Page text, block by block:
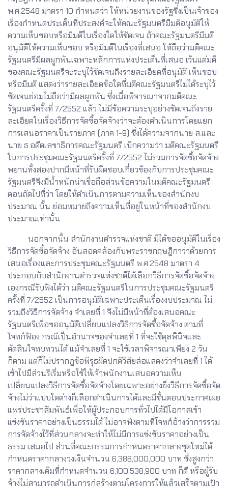
พ.ศ.2548 มาตรา 10 กำหนดว่า ให้หน่วยงานของรัฐซึ่งเป็นเจ้าของ
เรื่องกำหนดประเด็นที่ประสงค์จะให้คณะรัฐมนตรีมีมติอนุมัติให้
ความเห็นชอบหรือมีมติในเรื่องใดให้ชัดเจน ถ้าคณะรัฐมนตรีมีมติ
อนุมัติให้ความเห็นชอบ หรือมีมติในเรื่องที่เสนอ ให้ถือว่ามติคณะ
รัฐมนตรีมีผลผูกพันเฉพาะหลักการแห่งประเด็นที่เสนอ เว้นแต่มติ
ของคณะรัฐมนตรีจะระบุไว้ชัดเจนถึงรายละเอียดที่อนุมัติ เห็นชอบ
หรือมีมติ แสดงว่ารายละเอียดข้อใดที่มติคณะรัฐมนตรีไม่ได้ระบุไว้
ชัดเจนย่อมไม่ถือว่ามีผลผูกพัน ซึ่งเมื่อพิจารณาจากมติคณะ
รัฐมนตรีครั้งที่ 7/2552 แล้ว ไม่มีข้อความระบุอย่างชัดเจนถึงราย
ละเอียดในเรื่องวิธีการจัดซื้อจัดจ้างว่าจะต้องดำเนินการโดยแยก
การเสนอราคาเป็นรายภาค (ภาค 1-9) ซึ่งได้ความจากนาย ส.และ
นาย ธ.อดีตเลขาธิการคณะรัฐมนตรี เบิกความว่า มติคณะรัฐมนตรี
ในการประชุมคณะรัฐมนตรีครั้งที่ 7/2552 ไม่รวมการจัดซื้อจัดจ้าง
พยานทั้งสองปากมีหน้าที่รับผิดชอบเกี่ยวข้องกับการประชุมคณะ
รัฐมนตรีจึงมีน้ำหนักน่าเชื่อถือส่วนข้อความในมติคณะรัฐมนตรี
ตอนถัดไปที่ว่า โดยให้ดำเนินการตามความเห็นของสำนักงบ
ประมาณ นั้น ย่อมหมายถึงความเห็นที่อยู่ในหน้าที่ของสำนักงบ
ประมาณเท่านั้น
นอกจากนั้น สำนักงานตำรวจแห่งชาติ มิได้ขออนุมัติในเรื่อง
วิธีการจัดซื้อจัดจ้าง อันสอดคล้องกับพระราชกฤษฎีกาว่าด้วยการ
เสนอเรื่องและการประชุมคณะรัฐมนตรี พ.ศ.2548 มาตรา 4
ประกอบกับสำนักงานตำรวจแห่งชาติได้เลือกวิธีการจัดซื้อจัดจ้าง
เองกรณีรับฟังได้ว่า มติคณะรัฐมนตรีในการประชุมคณะรัฐมนตรี
ครั้งที่ 7/2552 เป็นการอนุมัติเฉพาะประเด็นเรื่องงบประมาณ ไม่
รวมถึงวิธีการจัดจ้าง จำเลยที่ 1 จึงไม่มีหน้าที่ต้องเสนอคณะ
รัฐมนตรีเพื่อขออนุมัติเปลี่ยนแปลงวิธีการจัดซื้อจัดจ้าง ตามที่
โจทก์ฟ้อง กรณีเป็นอำนาจของจำเลยที่ 1 ที่จะใช้ดุลพินิจและ
ตัดสินใจทบทวนได้ แม้จำเลยที่ 1 จะใช้เวลาพิจารณาเพียง 2 วัน
ก็ตาม แต่ก็ไม่ปรากฎข้อพิรุธผิดปกติวิสัยส่อแสดงว่าจำเลยที่ 1 ได้
เข้าไปมีส่วนริเริ่มหรือใช้ให้เจ้าพนักงานเสนอความเห็น
เปลี่ยนแปลงวิธีการจัดซื้อจัดจ้างโดยเฉพาะอย่างยิ่งวิธีการจัดซื้อจัด
จ้างไม่ว่าแบบใดต่างก็เลือกดำเนินการได้และมีชั้นตอนประกาศเผย
แพร่ประชาสัมพันธ์เพื่อให้ผู้ประกอบการทั่วไปได้มีโอกาสเข้า
แข่งขันราคาอย่างเป็นธรรมได้ ไม่อาจฟังตามที่โจทก์อ้างว่าการรวม
การจัดจ้างไว้ที่ส่วนกลางจะทำให้ไม่มีการแข่งขันราคาอย่างเป็น
ธรรม เสมอไป ส่วนที่คณะกรรมการกำหนดราคากลางชุดใหม่ได้
กำหนดราคากลางวงเงินจำนวน 6,388,000,000 บาท ซึ่งสูงกว่า
ราคากลางเดิมที่กำหนดจำนวน 6,100,538,900 บาท ก็ดี หรือผู้รับ
จ้างไม่สามารถดำเนินการก่สร้างตามโครงการให้แล้วเสร็จตามเป้า